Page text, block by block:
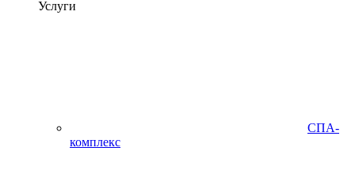
Услуги
СПА-
комплекс